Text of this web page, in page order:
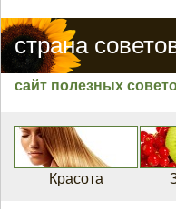
страна
сайт полезных
Красота